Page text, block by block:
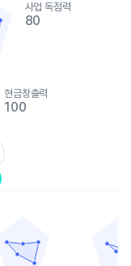
사업 독점력
80
현금창출력
100
Data ranges from 45
categories.
displaying values.
스트리즈
chart has 1 Y axis
The